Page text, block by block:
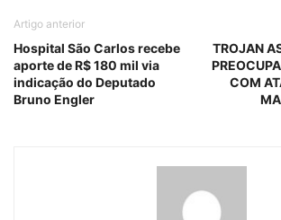
Artigo anterior
Hospital São Carlos recebe
aporte de R$ 180 mil via
indicação do Deputado
Bruno Engler
TROJAN
COM